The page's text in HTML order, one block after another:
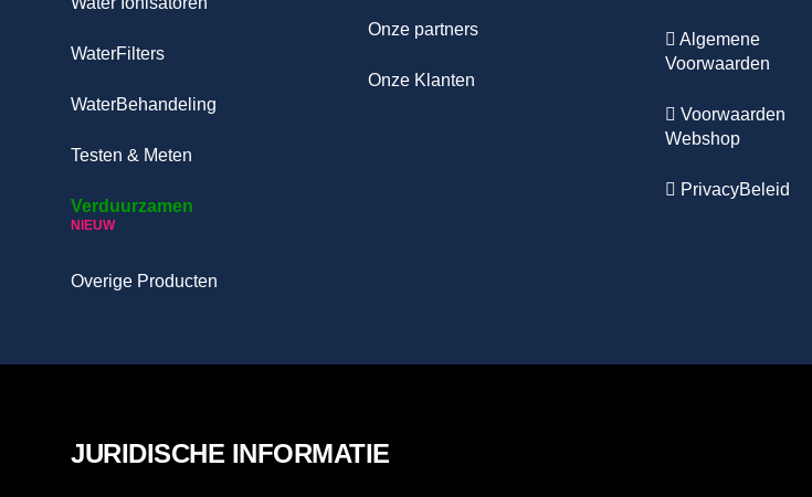
WaterFilters
WaterBehandeling
Testen & Meten
Verduurzamen
NIEUW
Overige Producten
Onze partners
Onze Klanten
Algemene
Voorwaarden
Voorwaarden
Webshop
PrivacyBeleid
JURIDISCHE INFORMATIE